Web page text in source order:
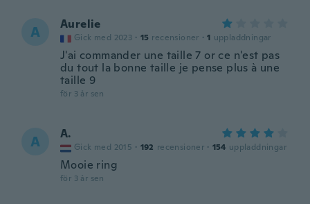
A Aurelie
Gick med 2023 · 15 recensioner · 1 uppladdningar
J'ai commander une taille 7 or ce n'est pas
du tout la bonne taille je pense plus à une
taille 9
för 3 år sen
A A.
Gick med 2015 · 192 recensioner · 154 uppladdningar
Mooie ring
för 3 år sen